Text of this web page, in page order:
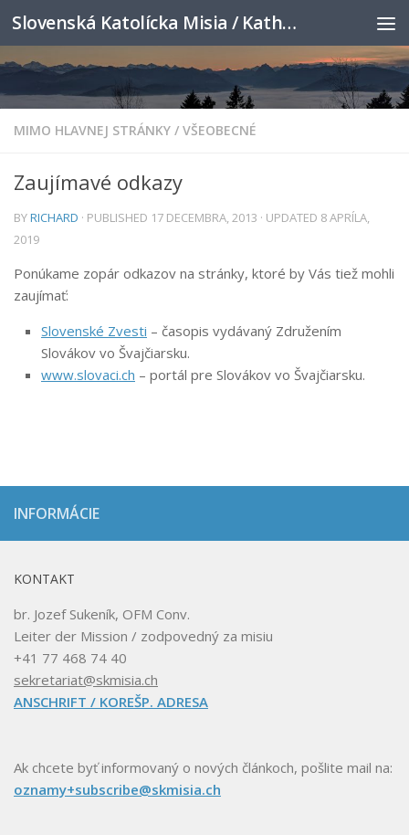
Skip to content Slovenská Katolícka Misia / Katholische Slowakenmission
MIMO HLAVNEJ STRÁNKY / VŠEOBECNÉ
Zaujímavé odkazy
BYRICHARD · PUBLISHED 17 DECEMBRA, 2013 · UPDATED 8 APRÍLA,
2019
Ponúkame zopár odkazov na stránky, ktoré by Vás tiež mohli
zaujímať:
Slovenské Zvesti – časopis vydávaný Združením
Slovákov vo Švajčiarsku.
www.slovaci.ch – portál pre Slovákov vo Švajčiarsku.
INFORMÁCIE
KONTAKT
br. Jozef Sukeník, OFM Conv.
Leiter der Mission / zodpovedný za misiu
+41 77 468 74 40
sekretariat@skmisia.ch
ANSCHRIFT / KOREŠP. ADRESA
Ak chcete byť informovaný o nových článkoch, pošlite mail na:
oznamy+subscribe@skmisia.ch